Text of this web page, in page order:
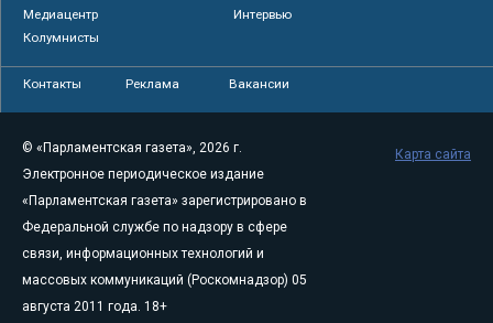
Медиацентр
Интервью
Колумнисты
Контакты Реклама Вакансии
© «Парламентская газета», 2026 г.
Электронное периодическое издание
«Парламентская газета» зарегистрировано в
Федеральной службе по надзору в сфере
связи, информационных технологий и
массовых коммуникаций (Роскомнадзор) 05
августа 2011 года. 18+
Карта сайта